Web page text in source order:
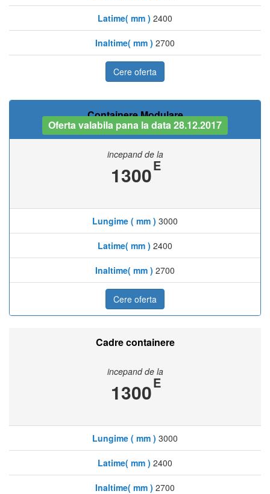
Latime( mm ) 2400
Inaltime( mm ) 2700
Cere oferta
Containere Modulare
Oferta valabila pana la data 28.12.2017
incepand de la
1300E
Lungime ( mm ) 3000
Latime( mm ) 2400
Inaltime( mm ) 2700
Cere oferta
Cadre containere
incepand de la
1300E
Lungime ( mm ) 3000
Latime( mm ) 2400
Inaltime( mm ) 2700